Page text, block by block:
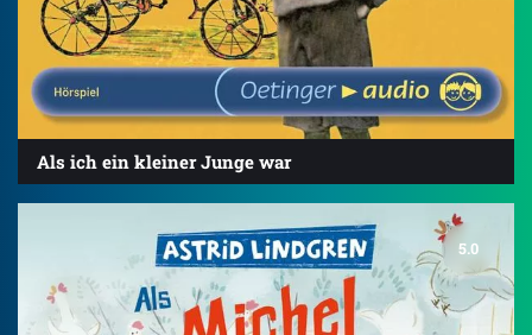
Als ich ein kleiner Junge war
5.0